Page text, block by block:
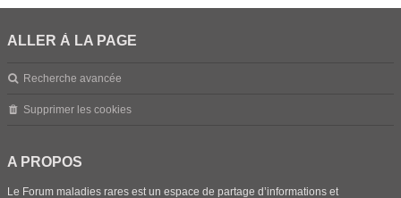
ALLER À LA PAGE
Recherche avancée
Supprimer les cookies
A PROPOS
Le Forum maladies rares est un espace de partage d’informations et